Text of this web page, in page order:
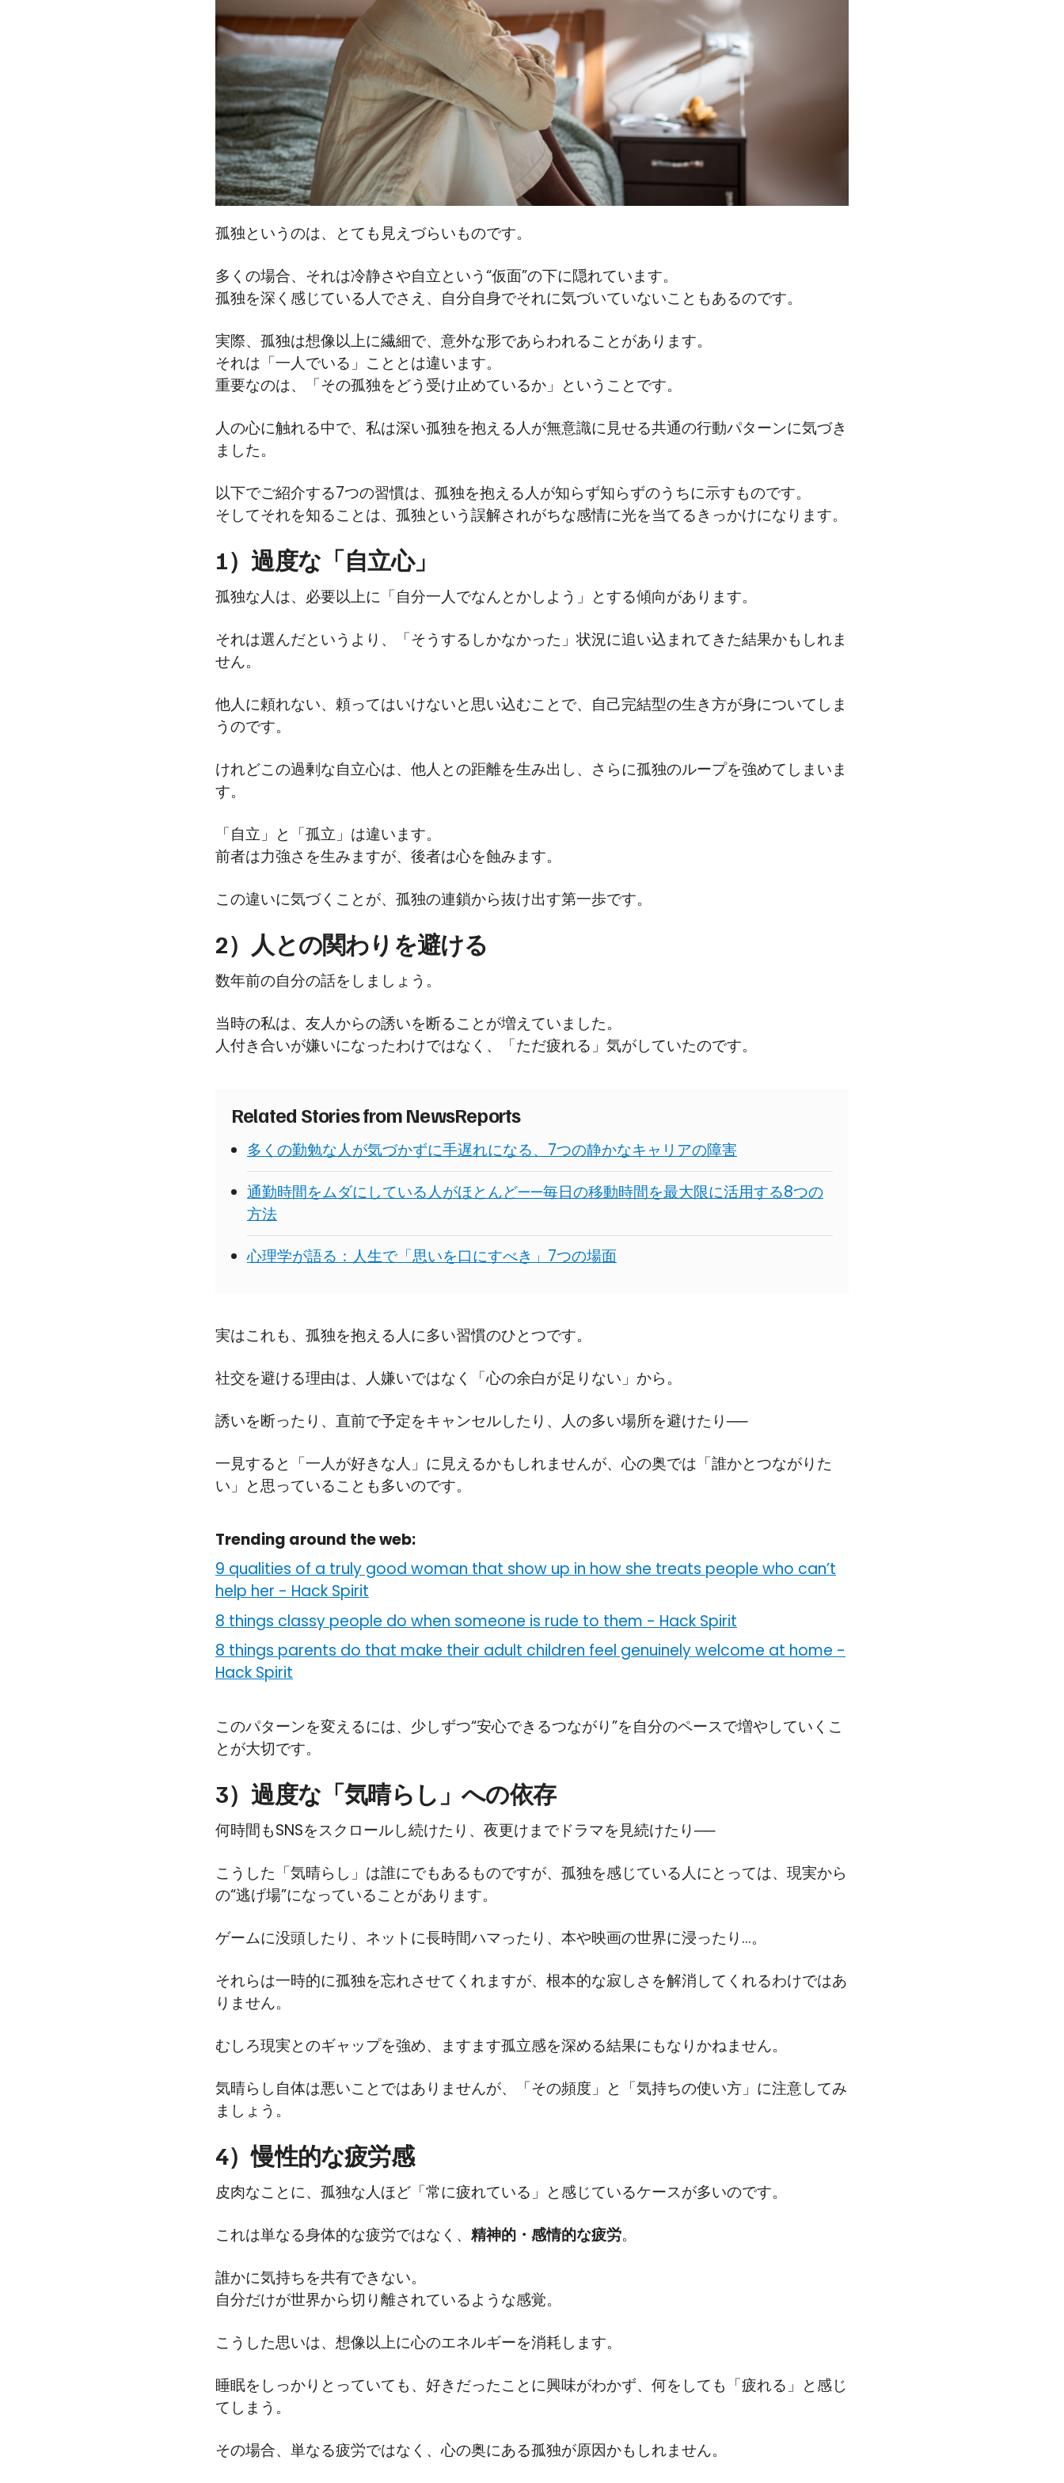
孤独というのは、とても見えづらいものです。
多くの場合、それは冷静さや自立という“仮面”の下に隠れています。
孤独を深く感じている人でさえ、自分自身でそれに気づいていないこともあるのです。
実際、孤独は想像以上に繊細で、意外な形であらわれることがあります。
それは「一人でいる」こととは違います。
重要なのは、「その孤独をどう受け止めているか」ということです。
人の心に触れる中で、私は深い孤独を抱える人が無意識に見せる共通の行動パターンに気づき
ました。
以下でご紹介する7つの習慣は、孤独を抱える人が知らず知らずのうちに示すものです。
そしてそれを知ることは、孤独という誤解されがちな感情に光を当てるきっかけになります。
1）過度な「自立心」
孤独な人は、必要以上に「自分一人でなんとかしよう」とする傾向があります。
それは選んだというより、「そうするしかなかった」状況に追い込まれてきた結果かもしれま
せん。
他人に頼れない、頼ってはいけないと思い込むことで、自己完結型の生き方が身についてしま
うのです。
けれどこの過剰な自立心は、他人との距離を生み出し、さらに孤独のループを強めてしまいま
す。
「自立」と「孤立」は違います。
前者は力強さを生みますが、後者は心を蝕みます。
この違いに気づくことが、孤独の連鎖から抜け出す第一歩です。
2）人との関わりを避ける
数年前の自分の話をしましょう。
当時の私は、友人からの誘いを断ることが増えていました。
人付き合いが嫌いになったわけではなく、「ただ疲れる」気がしていたのです。
Related Stories from NewsReports
多くの勤勉な人が気づかずに手遅れになる、7つの静かなキャリアの障害
通勤時間をムダにしている人がほとんど——毎日の移動時間を最大限に活用する8つの
方法
心理学が語る：人生で「思いを口にすべき」7つの場面
実はこれも、孤独を抱える人に多い習慣のひとつです。
社交を避ける理由は、人嫌いではなく「心の余白が足りない」から。
誘いを断ったり、直前で予定をキャンセルしたり、人の多い場所を避けたり──
一見すると「一人が好きな人」に見えるかもしれませんが、心の奥では「誰かとつながりた
い」と思っていることも多いのです。
Trending around the web:
9 qualities of a truly good woman that show up in how she treats people who can’t
help her - Hack Spirit
8 things classy people do when someone is rude to them - Hack Spirit
8 things parents do that make their adult children feel genuinely welcome at home -
Hack Spirit
このパターンを変えるには、少しずつ“安心できるつながり”を自分のペースで増やしていくこ
とが大切です。
3）過度な「気晴らし」への依存
何時間もSNSをスクロールし続けたり、夜更けまでドラマを見続けたり──
こうした「気晴らし」は誰にでもあるものですが、孤独を感じている人にとっては、現実から
の“逃げ場”になっていることがあります。
ゲームに没頭したり、ネットに長時間ハマったり、本や映画の世界に浸ったり…。
それらは一時的に孤独を忘れさせてくれますが、根本的な寂しさを解消してくれるわけではあ
りません。
むしろ現実とのギャップを強め、ますます孤立感を深める結果にもなりかねません。
気晴らし自体は悪いことではありませんが、「その頻度」と「気持ちの使い方」に注意してみ
ましょう。
4）慢性的な疲労感
皮肉なことに、孤独な人ほど「常に疲れている」と感じているケースが多いのです。
これは単なる身体的な疲労ではなく、 精神的・感情的な疲労。
誰かに気持ちを共有できない。
自分だけが世界から切り離されているような感覚。
こうした思いは、想像以上に心のエネルギーを消耗します。
睡眠をしっかりとっていても、好きだったことに興味がわかず、何をしても「疲れる」と感じ
てしまう。
その場合、単なる疲労ではなく、心の奥にある孤独が原因かもしれません。